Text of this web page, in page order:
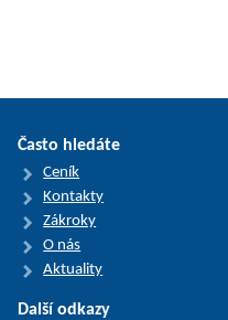
Často hledáte
Ceník
Kontakty
Zákroky
O nás
Aktuality
Další odkazy